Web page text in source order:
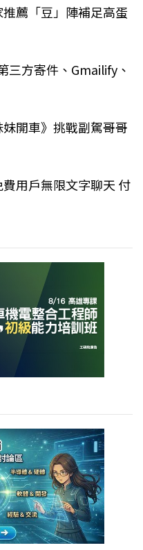
薦「豆」陣補足高蛋
三方寄件、Gmailify、
開車》挑戰副駕哥哥
費用戶無限文字聊天 付